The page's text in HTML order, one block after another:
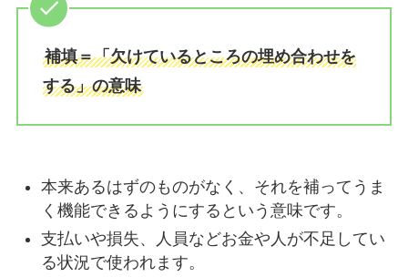
補填＝「欠けているところの埋め合わせを
する」の意味
本来あるはずのものがなく、それを補ってうま
く機能できるようにするという意味です。
支払いや損失、人員などお金や人が不足してい
る状況で使われます。